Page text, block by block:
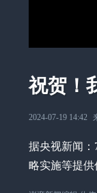
祝贺！
2024-07-19 14:42
据央视新闻
略实施等提供